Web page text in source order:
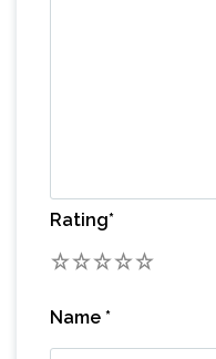
Rating*
5
4
3
2
Name *